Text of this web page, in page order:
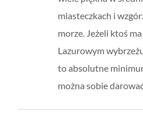
miasteczkach i
morze. Jeżeli ktoś
Lazurowym
to absolutne
można sobie